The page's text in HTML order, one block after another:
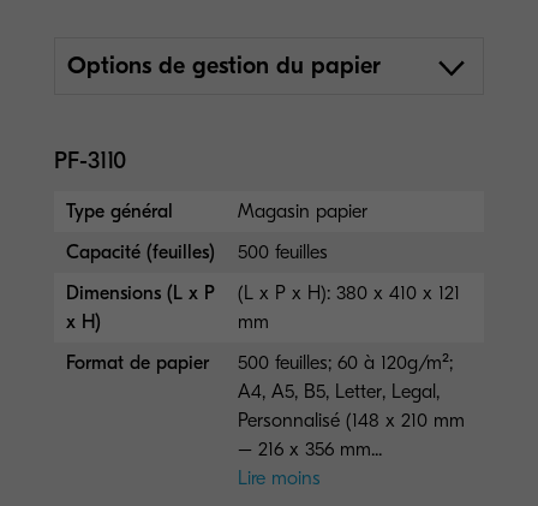
Options de gestion du papier
PF-3110
Type général
Magasin papier
Capacité (feuilles)
500 feuilles
Dimensions (L x P
x H)
(L x P x H): 380 x 410 x 121
mm
Format de papier
500 feuilles; 60 à 120g/m²;
A4, A5, B5, Letter, Legal,
Personnalisé (148 x 210 mm
– 216 x 356 mm...
Lire moins